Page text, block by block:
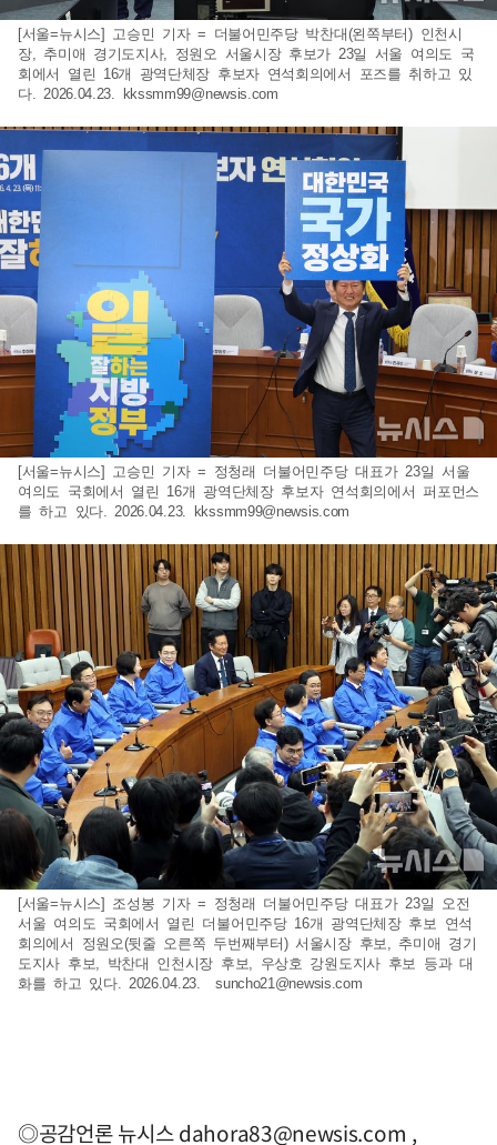
[서울=뉴시스] 고승민 기자 = 더불어민주당 박찬대(왼쪽부터) 인천시
장, 추미애 경기도지사, 정원오 서울시장 후보가 23일 서울 여의도 국
회에서 열린 16개 광역단체장 후보자 연석회의에서 포즈를 취하고 있
다. 2026.04.23. kkssmm99@newsis.com
[서울=뉴시스] 고승민 기자 = 정청래 더불어민주당 대표가 23일 서울
여의도 국회에서 열린 16개 광역단체장 후보자 연석회의에서 퍼포먼스
를 하고 있다. 2026.04.23.
kkssmm99@newsis.com
[서울=뉴시스] 조성봉 기자 = 정청래 더불어민주당 대표가 23일 오전
서울 여의도 국회에서 열린 더불어민주당 16개 광역단체장 후보 연석
회의에서 정원오(뒷줄 오른쪽 두번째부터) 서울시장 후보, 추미애 경기
도지사 후보, 박찬대 인천시장 후보, 우상호 강원도지사 후보 등과 대
화를 하고 있다. 2026.04.23.suncho21@newsis.com
◎공감언론 뉴시스dahora83@newsis.com ,